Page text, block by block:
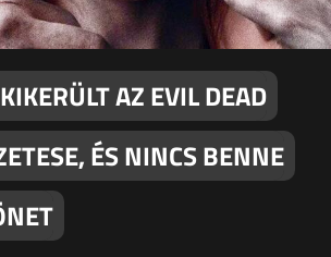
AZ EVIL DEAD
ÉS NINCS BENNE